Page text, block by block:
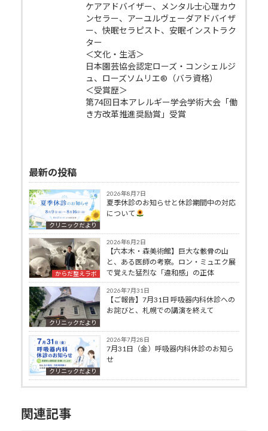
ケアアドバイザー、メンタル士心理カウ
ンセラー、アーユルヴェーダアドバイザ
ー、快眠セラピスト、安眠インストラク
ター
＜文化・生活＞
日本園芸協会認定ローズ・コンシェルジ
ュ、ローズソムリエ®（バラ資格）
＜受賞歴＞
第74回日本アレルギー学会学術大会「働
き方改革推進奨励賞」受賞
最新の投稿
クリニックだより
2026年8月7日
夏季休診のお知らせと休診期間中の対応
について
からだ整えラボ
2026年8月2日
【六本木・森美術館】巨大な骸骨の山
と、ある医師の考察。ロン・ミュエク展
で覚えた猛烈な「違和感」の正体
クリニックだより
2026年7月31日
【ご報告】7月31日 呼吸器内科休診への
お詫びと、札幌での講演を終えて
クリニックだより
2026年7月28日
7月31日（金）呼吸器内科休診のお知ら
せ
関連記事